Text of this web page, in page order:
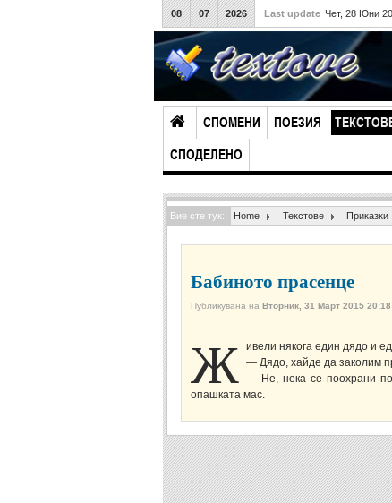
08 07 2026 Last update Чет, 28 Юни
СПОМЕНИ ПОЕЗИЯ
СПОДЕЛЕНО
Вие сте тук: Home Текстове Приказки
Бабиното прасенце
Публикувана на Вторник, 31 Март 2015 20:18
Ж ивели някога един дядо и
— Дядо, хайде да заколим
— Не, нека се поохрани
опашката мас.